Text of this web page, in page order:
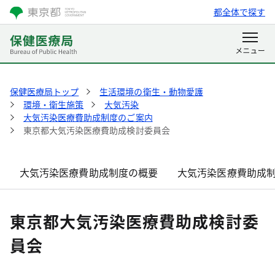
都全体で探す
保健医療局トップ
生活環境の衛生・動物愛護
環境・衛生施策
大気汚染
大気汚染医療費助成制度のご案内
東京都大気汚染医療費助成検討委員会
大気汚染医療費助成制度の概要 大気汚染医療費助成
東京都大気汚染医療費助成検討委
員会